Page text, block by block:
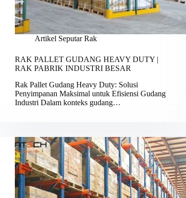
Artikel Seputar Rak
RAK PALLET GUDANG HEAVY DUTY |
RAK PABRIK INDUSTRI BESAR
Rak Pallet Gudang Heavy Duty: Solusi
Penyimpanan Maksimal untuk Efisiensi Gudang
Industri Dalam konteks gudang…